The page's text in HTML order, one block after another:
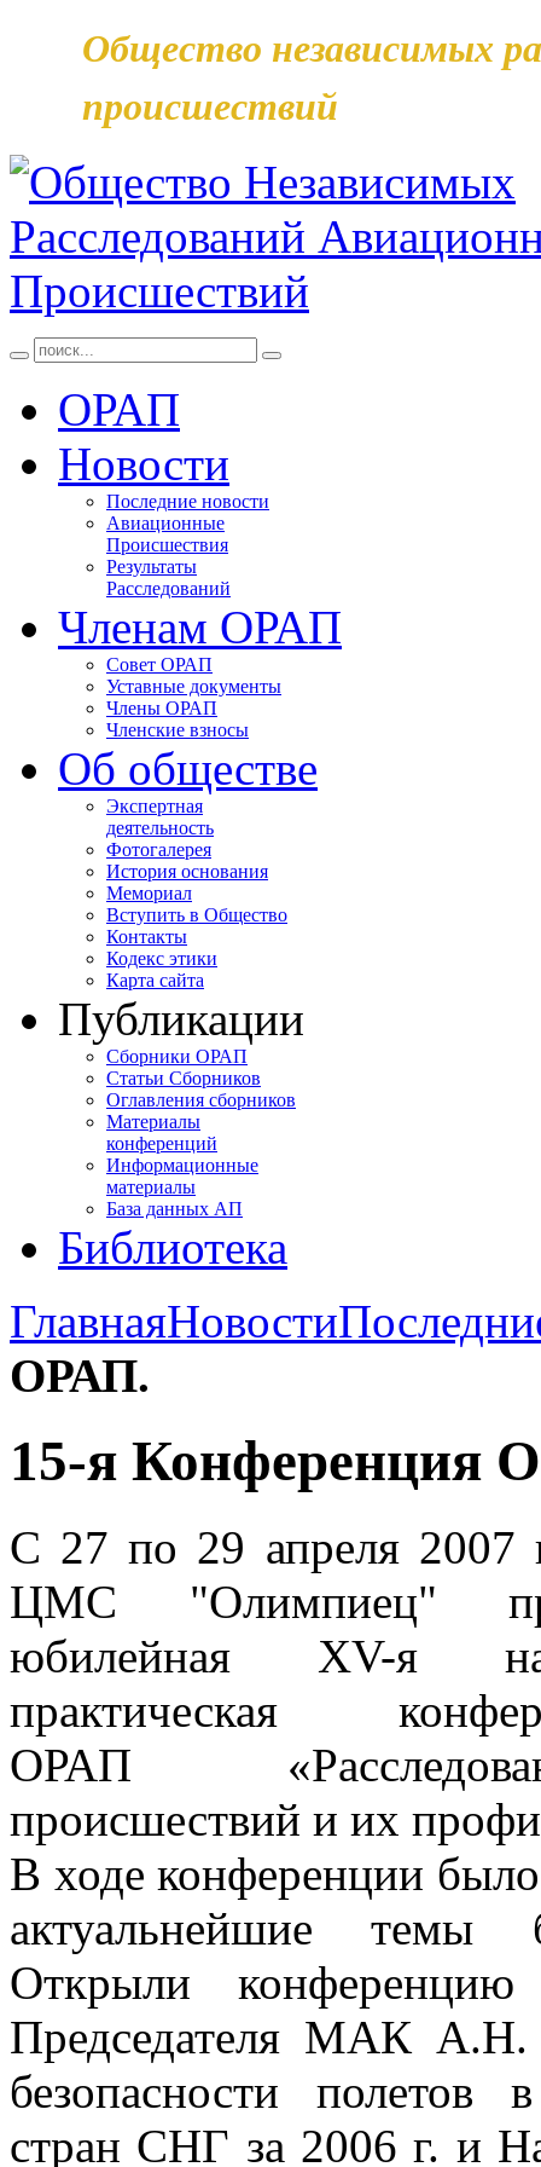
Общество независимых
происшествий
ОРАП
Новости
Последние новости
Авиационные
Происшествия
Результаты
Расследований
Членам ОРАП
Совет ОРАП
Уставные документы
Члены ОРАП
Членские взносы
Об обществе
Экспертная
деятельность
Фотогалерея
История основания
Мемориал
Вступить в Общество
Контакты
Кодекс этики
Карта сайта
Публикации
Сборники ОРАП
Статьи Сборников
Оглавления сборников
Материалы
конференций
Информационные
материалы
База данных АП
Библиотека
ГлавнаяНовости
ОРАП.
15-я Конференция
С 27 по 29 апреля 2007
ЦМС "Олимпиец"
юбилейная XV-я
практическая
ОРАП
происшествий и их
В ходе конференции
актуальнейшие темы
Открыли конференцию
Председателя МАК А.Н.
безопасности полетов
стран СНГ за 2006 г. и